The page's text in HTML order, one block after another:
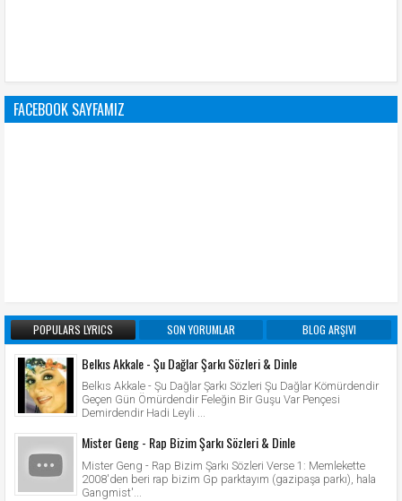
FACEBOOK SAYFAMIZ
POPULARS LYRICS SON YORUMLAR BLOG ARŞIVI
Belkıs Akkale - Şu Dağlar Şarkı Sözleri & Dinle
Belkıs Akkale - Şu Dağlar Şarkı Sözleri Şu Dağlar Kömürdendir
Geçen Gün Ömürdendir Feleğin Bir Guşu Var Pençesi
Demirdendir Hadi Leyli ...
Mister Geng - Rap Bizim Şarkı Sözleri & Dinle
Mister Geng - Rap Bizim Şarkı Sözleri Verse 1: Memlekette
2008'den beri rap bizim Gp parktayım (gazipaşa parkı), hala
Gangmist'...